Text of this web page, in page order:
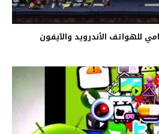
للهواتف الأندرويد والآيفون